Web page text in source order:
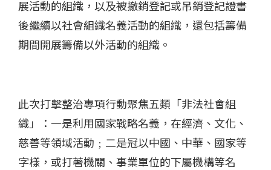
展活動的組織，以及被撤銷登記或吊銷登記證書
後繼續以社會組織名義活動的組織，還包括籌備
期間開展籌備以外活動的組織。
此次打擊整治專項行動聚焦五類「非法社會組
織」：一是利用國家戰略名義，在經濟、文化、
慈善等領域活動﹔二是冠以中國、中華、國家等
字樣，或打著機關、事業單位的下屬機構等名